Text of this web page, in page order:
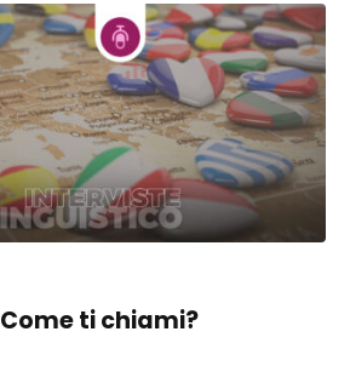
Come ti chiami?